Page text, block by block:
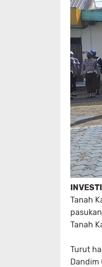
Tanah
Tanah
Turut
Dandim